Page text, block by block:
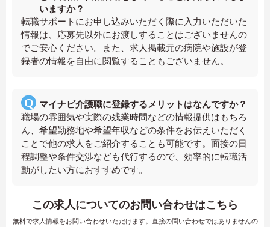
いますか？
転職サポートにお申し込みいただく際に入力いただいた
情報は、応募先以外にお渡しすることはございませんの
でご安心ください。また、求人掲載元の病院や施設が登
録者の情報を自由に閲覧することもございません。
マイナビ介護職に登録するメリットはなんですか？
職場の雰囲気や実際の残業時間などの情報提供はもちろ
ん、希望勤務地や希望年収などの条件をお伝えいただく
ことで他の求人をご紹介することも可能です。面接の日
程調整や条件交渉なども代行するので、効率的に転職活
動がしたい方におすすめです。
この求人についてのお問い合わせはこちら
無料で求人情報をお問い合わせいただけます。直接の問い合わせではありませんの